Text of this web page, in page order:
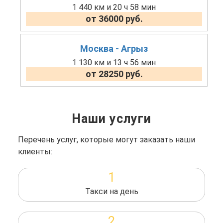
1 440 км и 20 ч 58 мин
от 36000 руб.
Москва - Агрыз
1 130 км и 13 ч 56 мин
от 28250 руб.
Наши услуги
Перечень услуг, которые могут заказать наши
клиенты:
1
Такси на день